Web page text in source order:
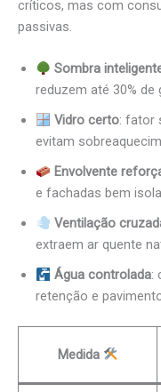
críticos, mas com
passivas.
Sombra
reduzem até 30% de
Vidro certo: fator
evitam
Envolvente
e fachadas bem
Ventilação
extraem ar quente
Água controlada:
retenção e
Medida